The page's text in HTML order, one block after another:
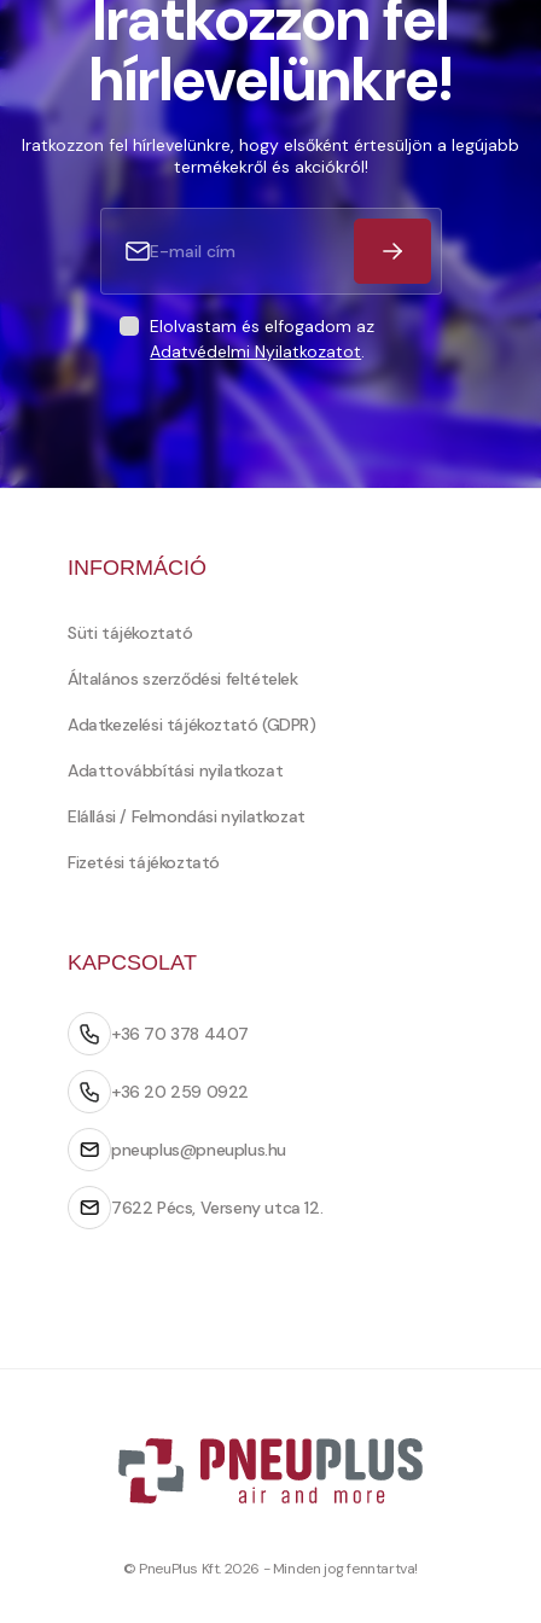
Iratkozzon fel
hírlevelünkre!
Iratkozzon fel hírlevelünkre, hogy elsőként értesüljön a legújabb
termékekről és akciókról!
Elolvastam és elfogadom az
Adatvédelmi Nyilatkozatot.
INFORMÁCIÓ
Süti tájékoztató
Általános szerződési feltételek
Adatkezelési tájékoztató (GDPR)
Adattovábbítási nyilatkozat
Elállási / Felmondási nyilatkozat
Fizetési tájékoztató
KAPCSOLAT
+36 70 378 4407
+36 20 259 0922
pneuplus@pneuplus.hu
7622 Pécs, Verseny utca 12.
© PneuPlus Kft. 2026 - Minden jog fenntartva!